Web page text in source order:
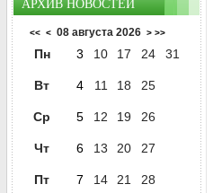
АРХИВ НОВОСТЕЙ
<< < 08 августа 2026 > >>
Пн 3 10 17 24 31
Вт 4 11 18 25
Ср 5 12 19 26
Чт 6 13 20 27
Пт 7 14 21 28